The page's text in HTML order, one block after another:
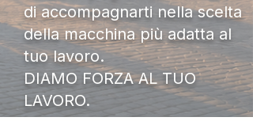
di accompagnarti nella scelta
della macchina più adatta al
tuo lavoro.
DIAMO FORZA AL TUO
LAVORO.